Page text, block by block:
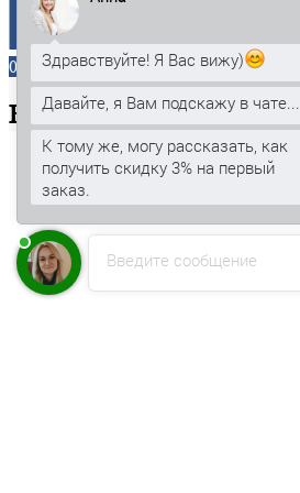
0
Вашакорзина
Введите сообщение
Здравствуйте! Я Вас вижу)
Давайте, я Вам подскажу в чате...
К тому же, могу рассказать, как
получить скидку 3% на первый
заказ.